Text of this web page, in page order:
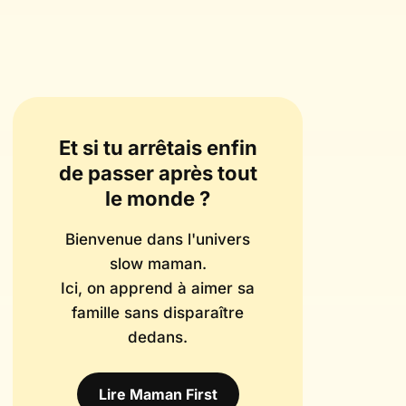
Et si tu arrêtais enfin
de passer après tout
le monde ?
Bienvenue dans l'univers
slow maman.
Ici, on apprend à aimer sa
famille sans disparaître
dedans.
Lire Maman First